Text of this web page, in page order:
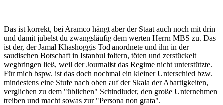
Das ist korrekt, bei Aramco hängt aber der Staat auch noch mit drin
und damit jubelst du zwangsläufig dem werten Herrn MBS zu. Das
ist der, derJamal Khashoggis Tod anordnete und ihn in der
saudischen Botschaft in Istanbul foltern, töten und zerstückelt
wegbringen ließ, weil der Journalist das Regime nicht unterstützte.
Für mich bspw. ist das doch nochmal ein kleiner Unterschied bzw.
mindestens eine Stufe nach oben auf der Skala der Abartigkeiten,
verglichen zu dem "üblichen" Schindluder, den große Unternehmen
treiben und macht sowas zur "Persona non grata".